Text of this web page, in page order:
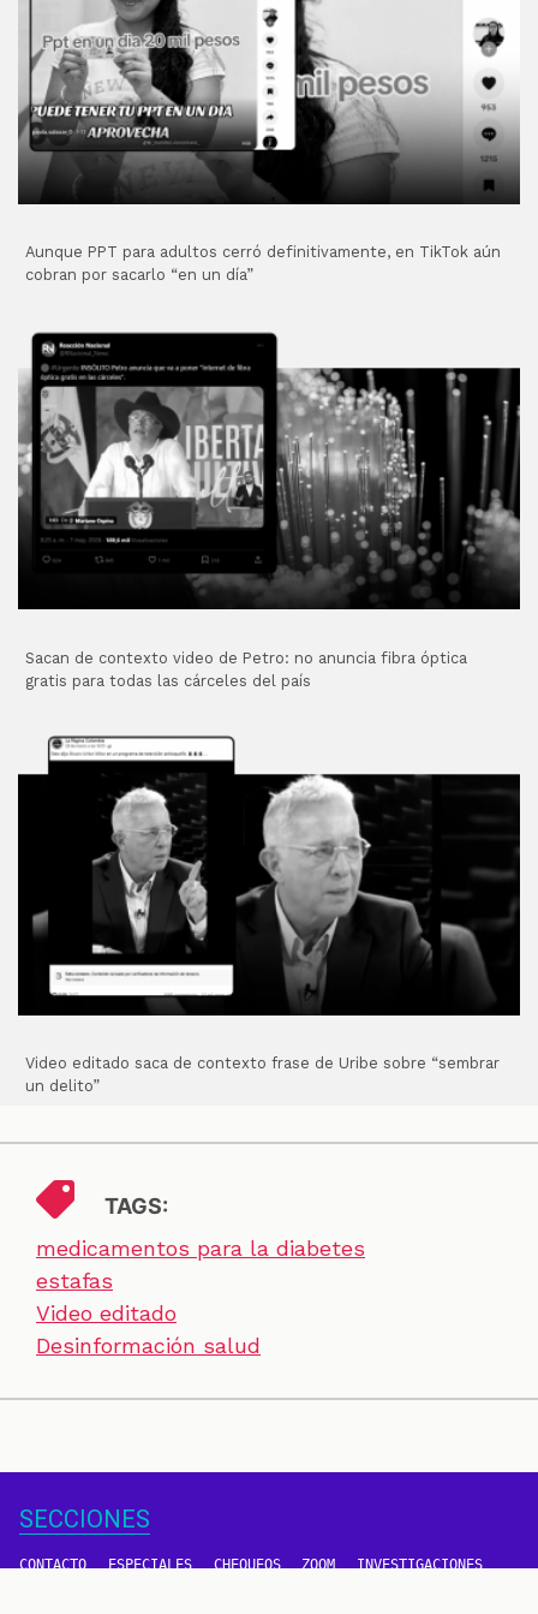
Aunque PPT para adultos cerró definitivamente, en TikTok aún
cobran por sacarlo “en un día”
Sacan de contexto video de Petro: no anuncia fibra óptica
gratis para todas las cárceles del país
Video editado saca de contexto frase de Uribe sobre “sembrar
un delito”
TAGS:
medicamentos para la diabetes
estafas
Video editado
Desinformación salud
SECCIONES
CONTACTO ESPECIALES CHEQUEOS ZOOM INVESTIGACIONES